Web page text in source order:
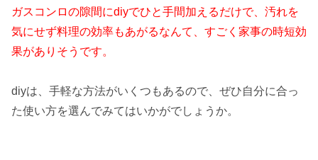
ガスコンロの隙間にdiyでひと手間加えるだけで、汚れを
気にせず料理の効率もあがるなんて、すごく家事の時短効
果がありそうです。
diyは、手軽な方法がいくつもあるので、ぜひ自分に合っ
た使い方を選んでみてはいかがでしょうか。